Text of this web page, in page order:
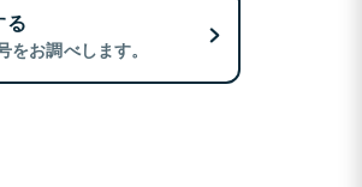
る
お調べします。